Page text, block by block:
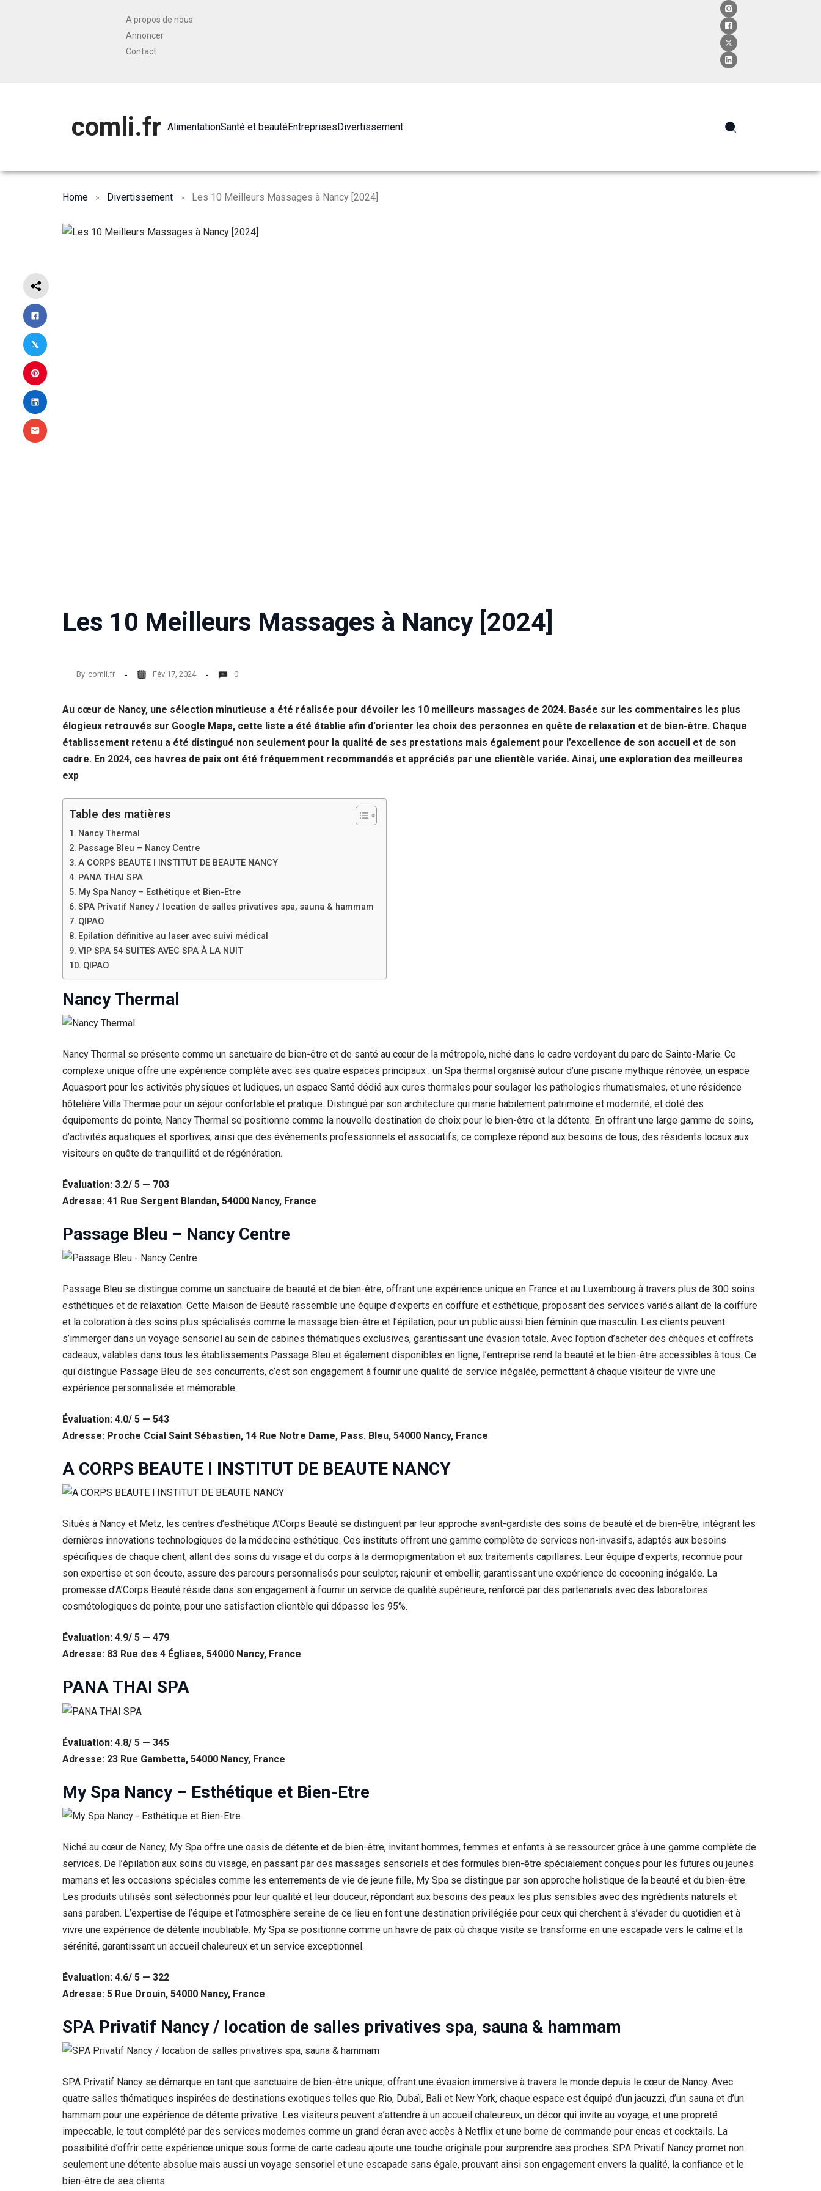
A propos de nous
Annoncer
Contact
comli.fr AlimentationSanté et beautéEntreprisesDivertissement
Home Divertissement Les 10 Meilleurs Massages à Nancy [2024]
Les 10 Meilleurs Massages à Nancy [2024]
By comli.fr Fév 17, 2024 0
Au cœur de Nancy, une sélection minutieuse a été réalisée pour dévoiler les 10 meilleurs massages de 2024. Basée sur les commentaires les plus
élogieux retrouvés sur Google Maps, cette liste a été établie afin d’orienter les choix des personnes en quête de relaxation et de bien-être. Chaque
établissement retenu a été distingué non seulement pour la qualité de ses prestations mais également pour l’excellence de son accueil et de son
cadre. En 2024, ces havres de paix ont été fréquemment recommandés et appréciés par une clientèle variée. Ainsi, une exploration des meilleures
exp
Table des matières
Nancy Thermal
Passage Bleu – Nancy Centre
A CORPS BEAUTE l INSTITUT DE BEAUTE NANCY
PANA THAI SPA
My Spa Nancy – Esthétique et Bien-Etre
SPA Privatif Nancy / location de salles privatives spa, sauna & hammam
QIPAO
Epilation définitive au laser avec suivi médical
VIP SPA 54 SUITES AVEC SPA À LA NUIT
QIPAO
Nancy Thermal
Nancy Thermal se présente comme un sanctuaire de bien-être et de santé au cœur de la métropole, niché dans le cadre verdoyant du parc de Sainte-Marie. Ce
complexe unique offre une expérience complète avec ses quatre espaces principaux : un Spa thermal organisé autour d’une piscine mythique rénovée, un espace
Aquasport pour les activités physiques et ludiques, un espace Santé dédié aux cures thermales pour soulager les pathologies rhumatismales, et une résidence
hôtelière Villa Thermae pour un séjour confortable et pratique. Distingué par son architecture qui marie habilement patrimoine et modernité, et doté des
équipements de pointe, Nancy Thermal se positionne comme la nouvelle destination de choix pour le bien-être et la détente. En offrant une large gamme de soins,
d’activités aquatiques et sportives, ainsi que des événements professionnels et associatifs, ce complexe répond aux besoins de tous, des résidents locaux aux
visiteurs en quête de tranquillité et de régénération.
Évaluation: 3.2/ 5 — 703
Adresse: 41 Rue Sergent Blandan, 54000 Nancy, France
Passage Bleu – Nancy Centre
Passage Bleu se distingue comme un sanctuaire de beauté et de bien-être, offrant une expérience unique en France et au Luxembourg à travers plus de 300 soins
esthétiques et de relaxation. Cette Maison de Beauté rassemble une équipe d’experts en coiffure et esthétique, proposant des services variés allant de la coiffure
et la coloration à des soins plus spécialisés comme le massage bien-être et l’épilation, pour un public aussi bien féminin que masculin. Les clients peuvent
s’immerger dans un voyage sensoriel au sein de cabines thématiques exclusives, garantissant une évasion totale. Avec l’option d’acheter des chèques et coffrets
cadeaux, valables dans tous les établissements Passage Bleu et également disponibles en ligne, l’entreprise rend la beauté et le bien-être accessibles à tous. Ce
qui distingue Passage Bleu de ses concurrents, c’est son engagement à fournir une qualité de service inégalée, permettant à chaque visiteur de vivre une
expérience personnalisée et mémorable.
Évaluation: 4.0/ 5 — 543
Adresse: Proche Ccial Saint Sébastien, 14 Rue Notre Dame, Pass. Bleu, 54000 Nancy, France
A CORPS BEAUTE l INSTITUT DE BEAUTE NANCY
Situés à Nancy et Metz, les centres d’esthétique A’Corps Beauté se distinguent par leur approche avant-gardiste des soins de beauté et de bien-être, intégrant les
dernières innovations technologiques de la médecine esthétique. Ces instituts offrent une gamme complète de services non-invasifs, adaptés aux besoins
spécifiques de chaque client, allant des soins du visage et du corps à la dermopigmentation et aux traitements capillaires. Leur équipe d’experts, reconnue pour
son expertise et son écoute, assure des parcours personnalisés pour sculpter, rajeunir et embellir, garantissant une expérience de cocooning inégalée. La
promesse d’A’Corps Beauté réside dans son engagement à fournir un service de qualité supérieure, renforcé par des partenariats avec des laboratoires
cosmétologiques de pointe, pour une satisfaction clientèle qui dépasse les 95%.
Évaluation: 4.9/ 5 — 479
Adresse: 83 Rue des 4 Églises, 54000 Nancy, France
PANA THAI SPA
Évaluation: 4.8/ 5 — 345
Adresse: 23 Rue Gambetta, 54000 Nancy, France
My Spa Nancy – Esthétique et Bien-Etre
Niché au cœur de Nancy, My Spa offre une oasis de détente et de bien-être, invitant hommes, femmes et enfants à se ressourcer grâce à une gamme complète de
services. De l’épilation aux soins du visage, en passant par des massages sensoriels et des formules bien-être spécialement conçues pour les futures ou jeunes
mamans et les occasions spéciales comme les enterrements de vie de jeune fille, My Spa se distingue par son approche holistique de la beauté et du bien-être.
Les produits utilisés sont sélectionnés pour leur qualité et leur douceur, répondant aux besoins des peaux les plus sensibles avec des ingrédients naturels et
sans paraben. L’expertise de l’équipe et l’atmosphère sereine de ce lieu en font une destination privilégiée pour ceux qui cherchent à s’évader du quotidien et à
vivre une expérience de détente inoubliable. My Spa se positionne comme un havre de paix où chaque visite se transforme en une escapade vers le calme et la
sérénité, garantissant un accueil chaleureux et un service exceptionnel.
Évaluation: 4.6/ 5 — 322
Adresse: 5 Rue Drouin, 54000 Nancy, France
SPA Privatif Nancy / location de salles privatives spa, sauna & hammam
SPA Privatif Nancy se démarque en tant que sanctuaire de bien-être unique, offrant une évasion immersive à travers le monde depuis le cœur de Nancy. Avec
quatre salles thématiques inspirées de destinations exotiques telles que Rio, Dubaï, Bali et New York, chaque espace est équipé d’un jacuzzi, d’un sauna et d’un
hammam pour une expérience de détente privative. Les visiteurs peuvent s’attendre à un accueil chaleureux, un décor qui invite au voyage, et une propreté
impeccable, le tout complété par des services modernes comme un grand écran avec accès à Netflix et une borne de commande pour encas et cocktails. La
possibilité d’offrir cette expérience unique sous forme de carte cadeau ajoute une touche originale pour surprendre ses proches. SPA Privatif Nancy promet non
seulement une détente absolue mais aussi un voyage sensoriel et une escapade sans égale, prouvant ainsi son engagement envers la qualité, la confiance et le
bien-être de ses clients.
Nécessaire
facultatifs. Ils
fonctionnement
du site Web.
Statistiques
améliorer la
fonctionnalité
du site Web,
en fonction
de la façon
Experience
Afin que notre
aussi bien que
possible lors